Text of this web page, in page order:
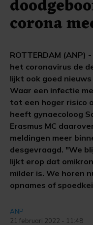
corona
ROTTERDAM
het coronavirus de
lijkt ook goed
Waar een infectie
tot een hoger risico
heeft gynaecoloog
Erasmus MC
meldingen meer
desgevraagd. "We
lijkt erop dat
milder is. We horen
opnames of
ANP
21 februari 2022 - 11:48